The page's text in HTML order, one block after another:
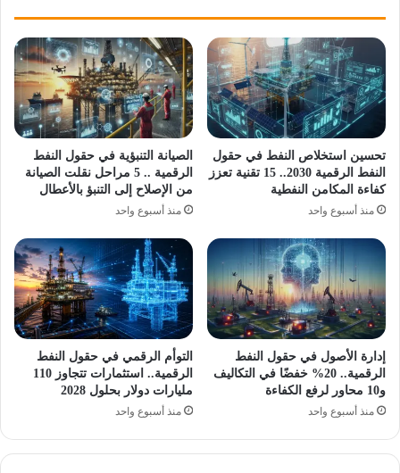
تحسين استخلاص النفط في حقول
النفط الرقمية 2030.. 15 تقنية تعزز
كفاءة المكامن النفطية
منذ أسبوع واحد
الصيانة التنبؤية في حقول النفط
الرقمية .. 5 مراحل نقلت الصيانة
من الإصلاح إلى التنبؤ بالأعطال
منذ أسبوع واحد
إدارة الأصول في حقول النفط
الرقمية.. 20% خفضًا في التكاليف
و10 محاور لرفع الكفاءة
منذ أسبوع واحد
التوأم الرقمي في حقول النفط
الرقمية.. استثمارات تتجاوز 110
مليارات دولار بحلول 2028
منذ أسبوع واحد